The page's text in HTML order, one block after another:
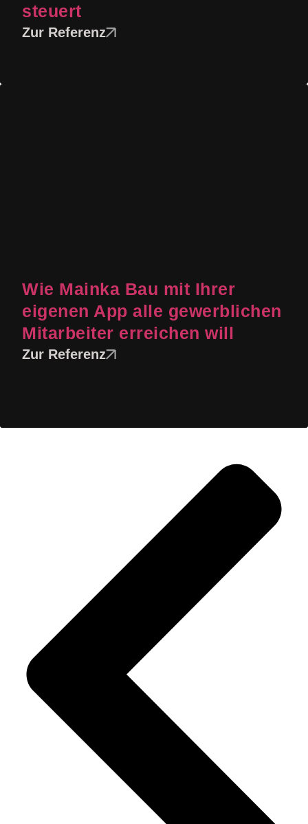
steuert
Zur Referenz
Wie Mainka Bau mit Ihrer
eigenen App alle gewerblichen
Mitarbeiter erreichen will
Zur Referenz